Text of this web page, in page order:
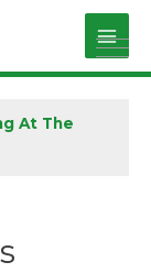
Main
At The